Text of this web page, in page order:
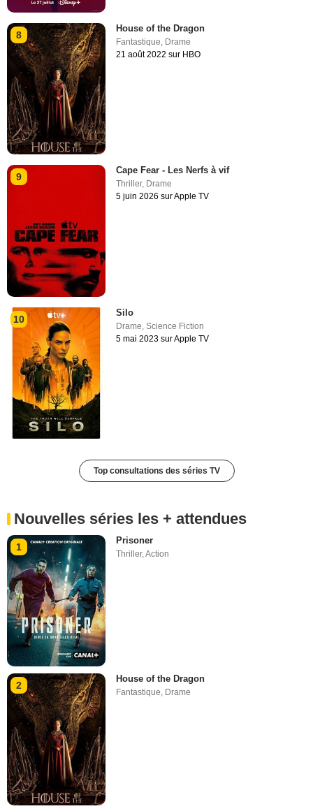
8
House of the Dragon
Fantastique, Drame
21 août 2022 sur HBO
9
Cape Fear - Les Nerfs à vif
Thriller, Drame
5 juin 2026 sur Apple TV
10
Silo
Drame ,Science Fiction
5 mai 2023 sur Apple TV
Top consultations des séries TV
Nouvelles séries les + attendues
1
Prisoner
Thriller,Action
2
House of the Dragon
Fantastique, Drame